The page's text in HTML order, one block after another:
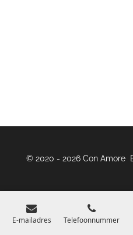
© 2020 - 2026 Con Amore
E-mailadres Telefoonnummer